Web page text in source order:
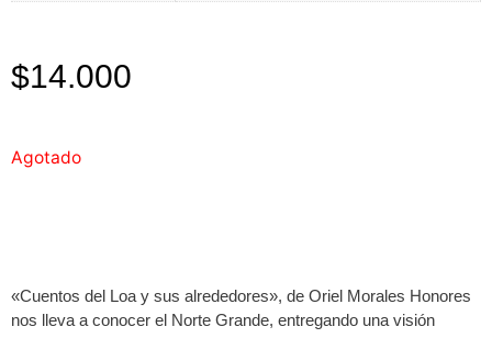
$14.000
Agotado
«Cuentos del Loa y sus alrededores», de Oriel Morales Honores
nos lleva a conocer el Norte Grande, entregando una visión